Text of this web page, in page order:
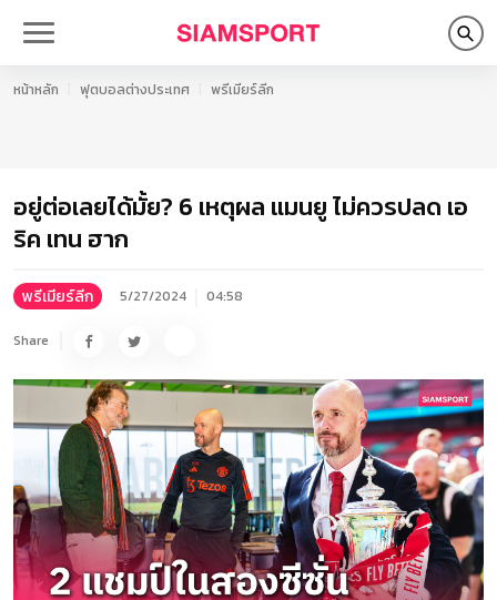
หน้าหลัก ฟุตบอลต่างประเทศ พรีเมียร์ลีก
อยู่ต่อเลยได้มั้ย? 6 เหตุผล แมนยู ไม่ควรปลด เอ
ริค เทน ฮาก
พรีเมียร์ลีก 5/27/2024 04:58
Share